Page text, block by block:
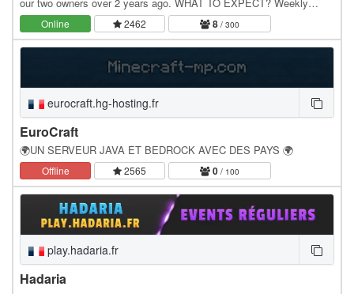
EVENTS Active STAFF Lifesteal Arenas, SWORD,…
Online 2462 8 / 300
eurocraft.hg-hosting.fr
EuroCraft
🌍UN SERVEUR JAVA ET BEDROCK AVEC DES PAYS 🌍
Offline 2565 0 / 100
play.hadaria.fr
Hadaria